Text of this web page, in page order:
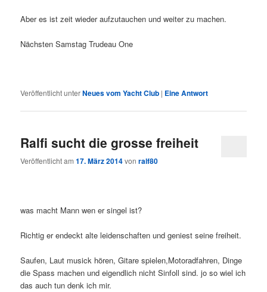
Aber es ist zeit wieder aufzutauchen und weiter zu machen.
Nächsten Samstag Trudeau One
Veröffentlicht unterNeues vom Yacht Club | EineAntwort
Ralfi sucht die grosse freiheit
Veröffentlicht am17. März 2014vonralf80
was macht Mann wen er singel ist?
Richtig er endeckt alte leidenschaften und geniest seine freiheit.
Saufen, Laut musick hören, Gitare spielen,Motoradfahren, Dinge
die Spass machen und eigendlich nicht Sinfoll sind. jo so wiel ich
das auch tun denk ich mir.